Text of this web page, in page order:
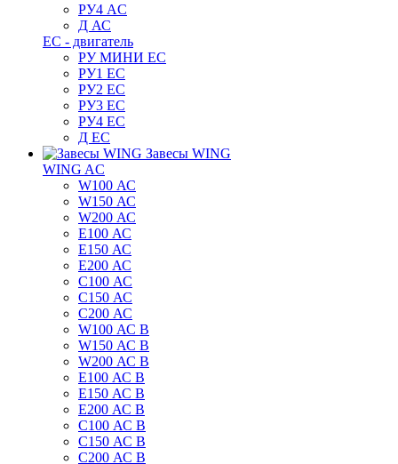
РУ4 AC
Д АС
ЕС - двигатель
РУ МИНИ EC
РУ1 EC
РУ2 EC
РУ3 EC
РУ4 EC
Д ЕС
Завесы WING
WING AC
W100 АС
W150 АС
W200 АС
E100 АС
E150 АС
E200 АС
C100 АС
C150 АС
C200 АС
W100 АС B
W150 АС B
W200 АС B
E100 АС B
E150 АС B
E200 АС B
C100 АС B
C150 АС B
C200 АС B